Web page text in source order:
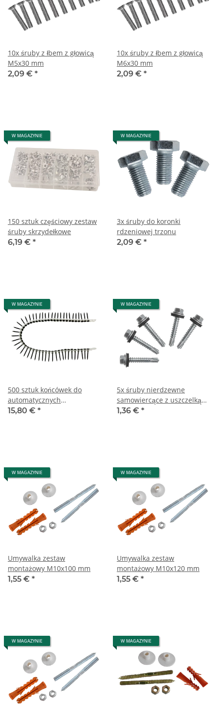
10x śruby z łbem z głowicą
M5x30 mm
2,09 € *
10x śruby z łbem z głowicą
M6x30 mm
2,09 € *
W MAGAZYNIE
150 sztuk częściowy zestaw
śruby skrzydełkowe
6,19 € *
W MAGAZYNIE
3x śruby do koronki
rdzeniowej trzonu
2,09 € *
W MAGAZYNIE
500 sztuk końcówek do
automatycznych
śrubokrętów
15,80 € *
W MAGAZYNIE
5x śruby nierdzewne
samowiercące z uszczelką
6,3x25 mm
1,36 € *
W MAGAZYNIE
Umywalka zestaw
montażowy M10x100 mm
1,55 € *
W MAGAZYNIE
Umywalka zestaw
montażowy M10x120 mm
1,55 € *
W MAGAZYNIE W MAGAZYNIE